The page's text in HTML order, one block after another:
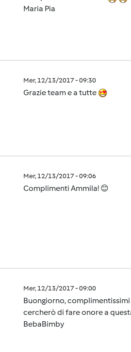
Maria Pia
Mer, 12/13/2017 - 09:30
Grazie team e a tutte
Mer, 12/13/2017 - 09:06
Complimenti Ammila! 😊
Mer, 12/13/2017 - 09:00
Buongiorno,
cercherò di fare onore a
BebaBimby